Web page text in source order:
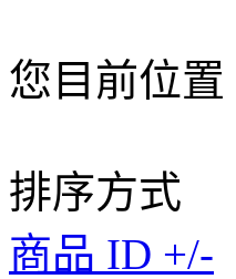
您目前位置
排序方式
商品 ID +/-